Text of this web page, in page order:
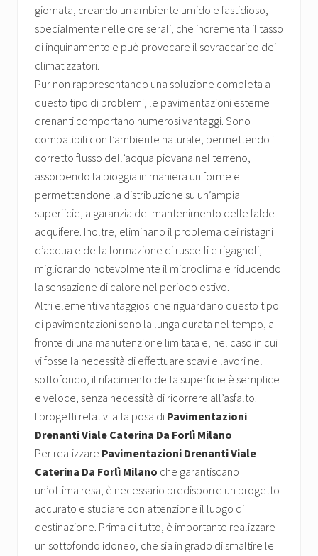
giornata, creando un ambiente umido e fastidioso,
specialmente nelle ore serali, che incrementa il tasso
di inquinamento e può provocare il sovraccarico dei
climatizzatori.
Pur non rappresentando una soluzione completa a
questo tipo di problemi, le pavimentazioni esterne
drenanti comportano numerosi vantaggi. Sono
compatibili con l’ambiente naturale, permettendo il
corretto flusso dell’acqua piovana nel terreno,
assorbendo la pioggia in maniera uniforme e
permettendone la distribuzione su un’ampia
superficie, a garanzia del mantenimento delle falde
acquifere. Inoltre, eliminano il problema dei ristagni
d’acqua e della formazione di ruscelli e rigagnoli,
migliorando notevolmente il microclima e riducendo
la sensazione di calore nel periodo estivo.
Altri elementi vantaggiosi che riguardano questo tipo
di pavimentazioni sono la lunga durata nel tempo, a
fronte di una manutenzione limitata e, nel caso in cui
vi fosse la necessità di effettuare scavi e lavori nel
sottofondo, il rifacimento della superficie è semplice
e veloce, senza necessità di ricorrere all’asfalto.
I progetti relativi alla posa di Pavimentazioni
Drenanti Viale Caterina Da Forlì Milano
Per realizzare Pavimentazioni Drenanti Viale
Caterina Da Forlì Milano che garantiscano
un’ottima resa, è necessario predisporre un progetto
accurato e studiare con attenzione il luogo di
destinazione. Prima di tutto, è importante realizzare
un sottofondo idoneo, che sia in grado di smaltire le